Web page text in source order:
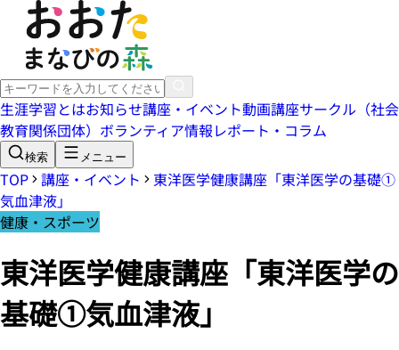
生涯学習とはお知らせ講座・イベント動画講座サークル（社会
教育関係団体） ボランティア情報レポート・コラム
検索 メニュー
TOP 講座・イベント
東洋医学健康講座「東洋医学の基礎①
気血津液」
健康・スポーツ
東洋医学健康講座「東洋医学の
基礎①気血津液」